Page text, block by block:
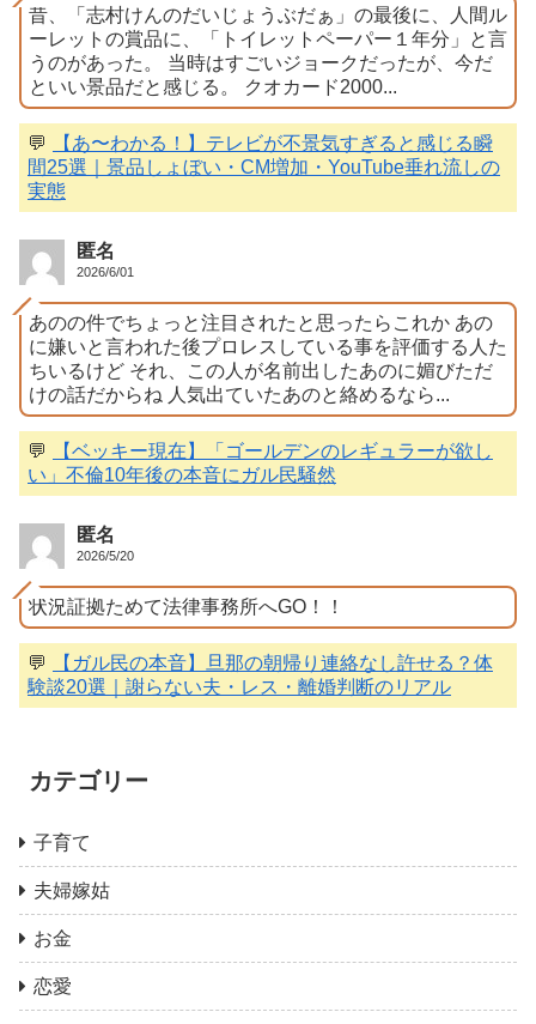
昔、「志村けんのだいじょうぶだぁ」の最後に、人間ル
ーレットの賞品に、「トイレットペーパー１年分」と言
うのがあった。 当時はすごいジョークだったが、今だ
といい景品だと感じる。 クオカード2000...
💬
【あ〜わかる！】テレビが不景気すぎると感じる瞬
間25選｜景品しょぼい・CM増加・YouTube垂れ流しの
実態
匿名
2026/6/01
あのの件でちょっと注目されたと思ったらこれか あの
に嫌いと言われた後プロレスしている事を評価する人た
ちいるけど それ、この人が名前出したあのに媚びただ
けの話だからね 人気出ていたあのと絡めるなら...
💬
【ベッキー現在】「ゴールデンのレギュラーが欲し
い」不倫10年後の本音にガル民騒然
匿名
2026/5/20
状況証拠ためて法律事務所へGO！！
💬
【ガル民の本音】旦那の朝帰り連絡なし許せる？体
験談20選｜謝らない夫・レス・離婚判断のリアル
カテゴリー
子育て
夫婦嫁姑
お金
恋愛